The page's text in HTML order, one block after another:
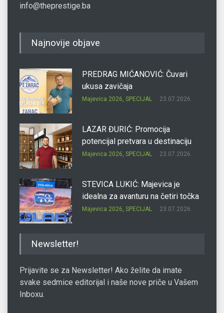
info@theprestige.ba
Najnovije objave
PREDRAG MIĆANOVIĆ: Čuvari
ukusa zavičaja
Majevica 2026, SPECIJAL 23.07.2026.
LAZAR ĐURIĆ: Promocija
potencijal pretvara u destinaciju
Majevica 2026, SPECIJAL 23.07.2026.
STEVICA LUKIĆ: Majevica je
idealna za avanturu na četiri točka
Majevica 2026, SPECIJAL 23.07.2026.
Newsletter!
Prijavite se za Newsletter! Ako želite da imate
svake sedmice editorijal i naše nove priče u Vašem
Inboxu.